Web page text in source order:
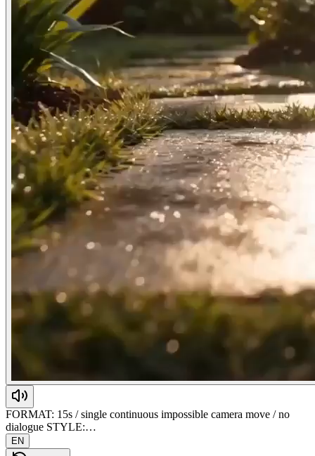
FORMAT: 15s / single continuous impossible camera move / no
dialogue STYLE:…
EN